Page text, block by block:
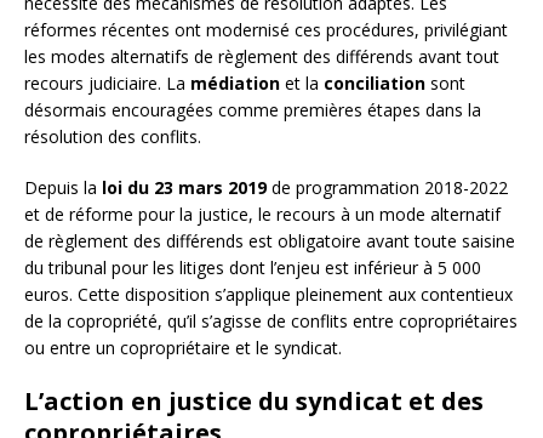
réformes récentes ont modernisé ces procédures, privilégiant
les modes alternatifs de règlement des différends avant tout
recours judiciaire. La médiation et la conciliation sont
désormais encouragées comme premières étapes dans la
résolution des conflits.
Depuis la loi du 23 mars 2019de programmation 2018-2022
et de réforme pour la justice, le recours à un mode alternatif
de règlement des différends est obligatoire avant toute saisine
du tribunal pour les litiges dont l’enjeu est inférieur à 5 000
euros. Cette disposition s’applique pleinement aux contentieux
de la copropriété, qu’il s’agisse de conflits entre copropriétaires
ou entre un copropriétaire et le syndicat.
L’action en justice du syndicat et des